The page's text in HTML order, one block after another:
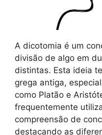
A dicotomia é um
divisão de algo em
distintas. Esta ideia
grega antiga,
como Platão e
frequentemente
compreensão de
destacando as